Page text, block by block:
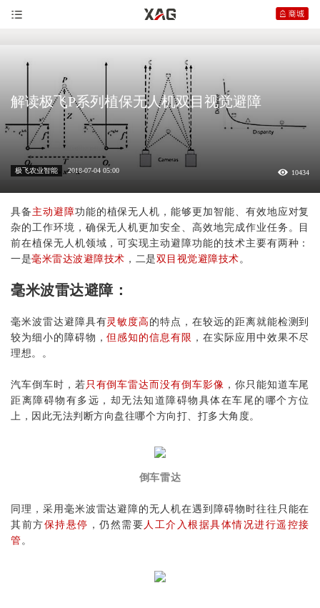
解读极飞P系列植保无人机双目视觉避障
极飞农业智能 2018-07-04 05:00 10434
具备主动避障功能的植保无人机 ，能够更加智能、有效地应对复
杂的工作环境，确保无人机更加安全、高效地完成作业任务。目
前在植保无人机领域，可实现主动避障功能的技术主要有两种：
一是毫米雷达波避障技术 ，二是双目视觉避障技术。
毫米波雷达避障：
毫米波雷达避障具有灵敏度高的特点，在较远的距离就能检测到
较为细小的障碍物，但感知的信息有限 ，在实际应用中效果不尽
理想。。
汽车倒车时，若只有倒车雷达而没有倒车影像 ，你只能知道车尾
距离障碍物有多远，却无法知道障碍物具体在车尾的哪个方位
上，因此无法判断方向盘往哪个方向打、打多大角度。
倒车雷达
同理，采用毫米波雷达避障的无人机在遇到障碍物时往往只能在
其前方保持悬停 ，仍然需要 人工介入根据具体情况进行遥控接
管 。